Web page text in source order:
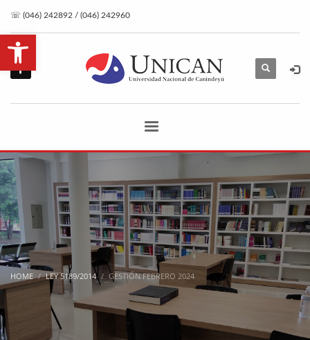
Open toolbar
☏ (046) 242892 / (046) 242960
HOME LEY 5189/2014 GESTIÓN FEBRERO 2024